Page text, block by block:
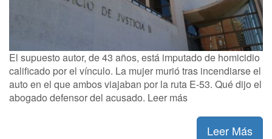
El supuesto autor, de 43 años, está imputado de homicidio
calificado por el vínculo. La mujer murió tras incendiarse el
auto en el que ambos viajaban por la ruta E-53. Qué dijo el
abogado defensor del acusado. Leer más
Leer Más